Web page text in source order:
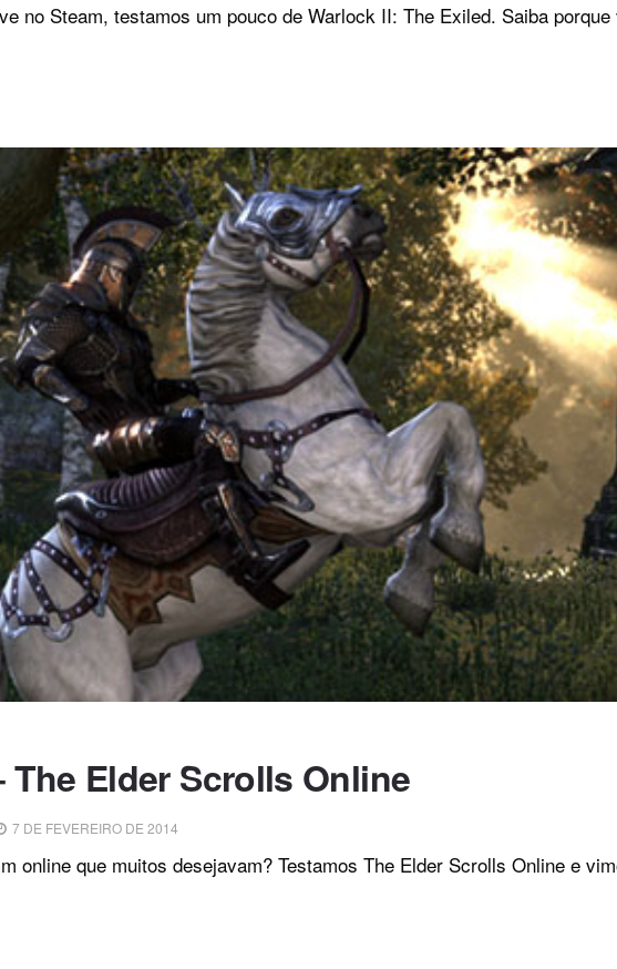
no Steam, testamos um pouco de Warlock II: The Exiled. Saiba
The Elder Scrolls Online
7 DE FEVEREIRO DE 2014
online que muitos desejavam? Testamos The Elder Scrolls Online e